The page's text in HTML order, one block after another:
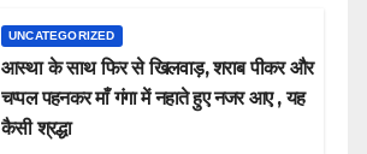
UNCATEGORIZED
आस्था के साथ फिर से खिलवाड़, शराब पीकर और
चप्पल पहनकर माँ गंगा में नहाते हुए नजर आए , यह
कैसी श्रद्धा